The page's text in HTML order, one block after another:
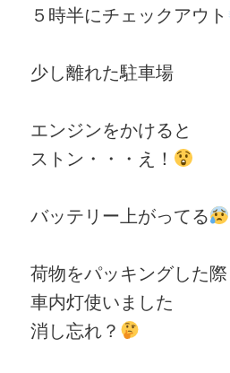
５時半にチェックアウト
少し離れた駐車場
エンジンをかけると
ストン・・・え！
バッテリー上がってる
荷物をパッキングした際
車内灯使いました
消し忘れ？